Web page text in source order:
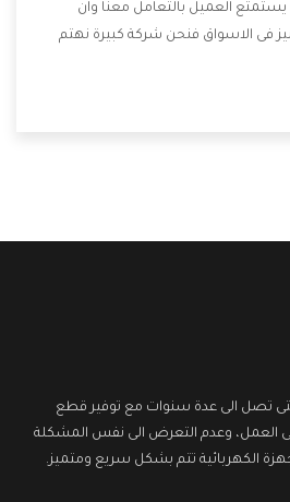
العميل بالتعامل معنا وان
فى الاسواق فنحن شركة كبيرة نهتم
خدمة الصيانة التى تكون من أهم
تصل الى عدة سنوات مع توفير قطع
العمل، وعدم التعرض الى نفس المشكلة
الكهربائية تتم بشكل سريع ومتميز.